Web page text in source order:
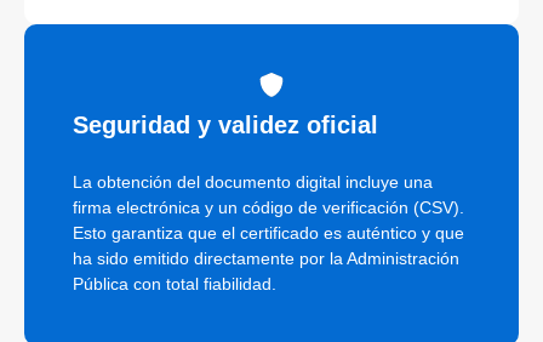
Seguridad y validez oficial
La obtención del documento digital incluye una
firma electrónica y un código de verificación (CSV).
Esto garantiza que el certificado es auténtico y que
ha sido emitido directamente por la Administración
Pública con total fiabilidad.